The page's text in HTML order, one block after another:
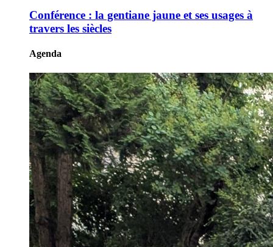
Conférence : la gentiane jaune et ses usages à
travers les siècles
Agenda